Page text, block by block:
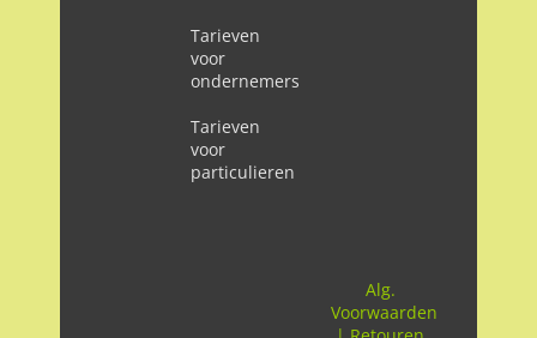
Tarieven
voor
ondernemers
Tarieven
voor
particulieren
Alg.
Voorwaarden